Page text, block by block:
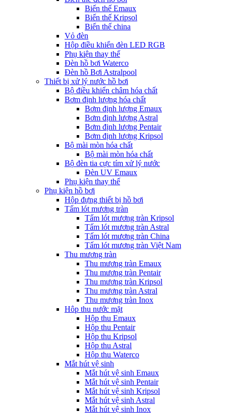
Biến thế Emaux
Biến thế Kripsol
Biến thế china
Vỏ đèn
Hộp điều khiển đèn LED RGB
Phụ kiện thay thế
Đèn hồ bơi Waterco
Đèn hồ Bơi Astralpool
Thiết bị xử lý nước hồ bơi
Bộ điều khiển châm hóa chất
Bơm định lượng hóa chất
Bơm định lượng Emaux
Bơm định lượng Astral
Bơm định lượng Pentair
Bơm định lượng Kripsol
Bộ mài mòn hóa chất
Bộ mài mòn hóa chất
Bộ đèn tia cực tím xử lý nước
Đèn UV Emaux
Phụ kiện thay thế
Phụ kiện hồ bơi
Hộp đựng thiết bị hồ bơi
Tấm lót mương tràn
Tấm lót mương tràn Kripsol
Tấm lót mương tràn Astral
Tấm lót mương tràn China
Tấm lót mương tràn Việt Nam
Thu mương tràn
Thu mương tràn Emaux
Thu mương tràn Pentair
Thu mương tràn Kripsol
Thu mương tràn Astral
Thu mương tràn Inox
Hôp thu nước mặt
Hộp thu Emaux
Hộp thu Pentair
Hộp thu Kripsol
Hộp thu Astral
Hộp thu Waterco
Mắt hút vệ sinh
Mắt hút vệ sinh Emaux
Mắt hút vệ sinh Pentair
Mắt hút vệ sinh Kripsol
Mắt hút vệ sinh Astral
Mắt hút vệ sinh Inox